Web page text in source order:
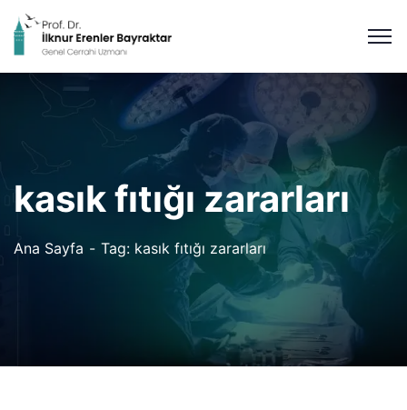
kasık fıtığı zararları
Ana Sayfa Tag: kasık fıtığı zararları